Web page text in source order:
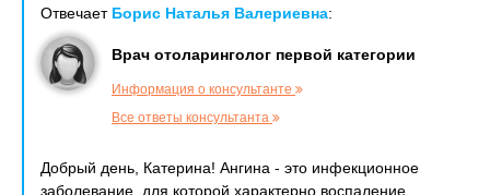
Отвечает Борис Наталья Валериевна:
Врач отоларинголог первой категории
Информация о консультанте
Все ответы консультанта
Добрый день, Катерина! Ангина - это инфекционное
заболевание, для которой характерно воспаление